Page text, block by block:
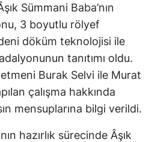
Sümmani Baba’nın
3 boyutlu rölyef
döküm teknolojisi ile
tanıtımı oldu.
Burak Selvi ile Murat
çalışma hakkında
mensuplarına bilgi verildi.
hazırlık sürecinde Âşık